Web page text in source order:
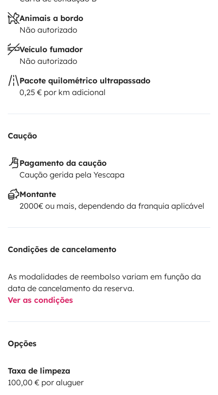
Animais a bordo
Não autorizado
Veículo fumador
Não autorizado
Pacote quilométrico ultrapassado
0,25 € por km adicional
Caução
Pagamento da caução
Caução gerida pela Yescapa
Montante
2000€ ou mais, dependendo da franquia aplicável
Condições de cancelamento
As modalidades de reembolso variam em função da
data de cancelamento da reserva.
Ver as condições
Opções
Taxa de limpeza
100,00 € por aluguer